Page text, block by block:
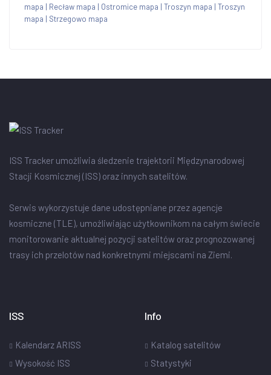
mapa | Recław mapa | Ostromice mapa | Troszyn mapa | Troszyn
mapa | Strzegowo mapa
ISS Tracker umożliwia śledzenie trajektorii Międzynarodowej
Stacji Kosmicznej (ISS) oraz innych satelitów.
Serwis wykorzystuje dane udostępniane przez agencje
kosmiczne (TLE), umożliwiając użytkownikom na całym świecie
monitorowanie aktualnej pozycji satelitów oraz prognozowanej
trasy ich przelotów nad konkretnymi miejscami na Ziemi.
ISS
Kalendarz ARISS
Wysokość ISS
Info
Katalog satelitów
Statystyki